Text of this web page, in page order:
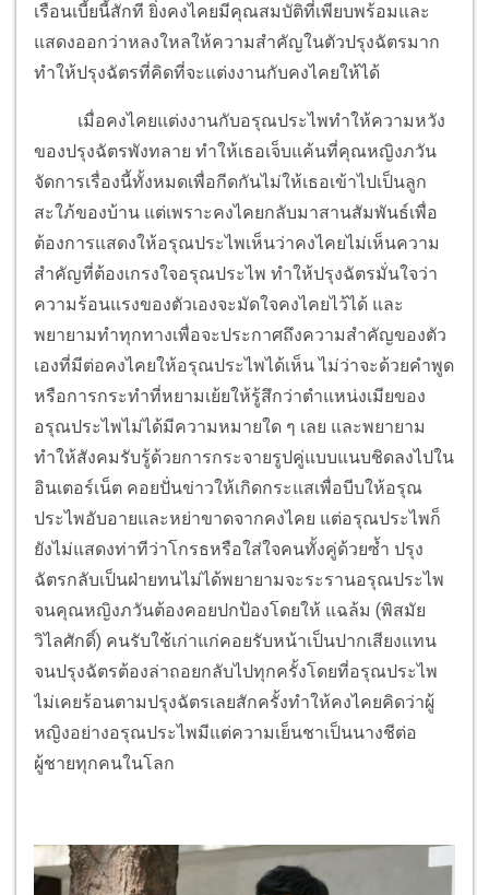
เรือนเบี้ยนี้สักที ยิ่งคงไคยมีคุณสมบัติที่เพียบพร้อมและ
แสดงออกว่าหลงใหลให้ความสำคัญในตัวปรุงฉัตรมาก
ทำให้ปรุงฉัตรที่คิดที่จะแต่งงานกับคงไคยให้ได้
เมื่อคงไคยแต่งงานกับอรุณประไพทำให้ความหวัง
ของปรุงฉัตรพังทลาย ทำให้เธอเจ็บแค้นที่คุณหญิงภวัน
จัดการเรื่องนี้ทั้งหมดเพื่อกีดกันไม่ให้เธอเข้าไปเป็นลูก
สะใภ้ของบ้าน แต่เพราะคงไคยกลับมาสานสัมพันธ์เพื่อ
ต้องการแสดงให้อรุณประไพเห็นว่าคงไคยไม่เห็นความ
สำคัญที่ต้องเกรงใจอรุณประไพ ทำให้ปรุงฉัตรมั่นใจว่า
ความร้อนแรงของตัวเองจะมัดใจคงไคยไว้ได้ และ
พยายามทำทุกทางเพื่อจะประกาศถึงความสำคัญของตัว
เองที่มีต่อคงไคยให้อรุณประไพได้เห็น ไม่ว่าจะด้วยคำพูด
หรือการกระทำที่หยามเย้ยให้รู้สึกว่าตำแหน่งเมียของ
อรุณประไพไม่ได้มีความหมายใด ๆ เลย และพยายาม
ทำให้สังคมรับรู้ด้วยการกระจายรูปคู่แบบแนบชิดลงไปใน
อินเตอร์เน็ต คอยปั่นข่าวให้เกิดกระแสเพื่อบีบให้อรุณ
ประไพอับอายและหย่าขาดจากคงไคย แต่อรุณประไพก็
ยังไม่แสดงท่าทีว่าโกรธหรือใส่ใจคนทั้งคู่ด้วยซ้ำ ปรุง
ฉัตรกลับเป็นฝ่ายทนไม่ได้พยายามจะระรานอรุณประไพ
จนคุณหญิงภวันต้องคอยปกป้องโดยให้ แฉล้ม (พิสมัย
วิไลศักดิ์) คนรับใช้เก่าแก่คอยรับหน้าเป็นปากเสียงแทน
จนปรุงฉัตรต้องล่าถอยกลับไปทุกครั้งโดยที่อรุณประไพ
ไม่เคยร้อนตามปรุงฉัตรเลยสักครั้งทำให้คงไคยคิดว่าผู้
หญิงอย่างอรุณประไพมีแต่ความเย็นชาเป็นนางชีต่อ
ผู้ชายทุกคนในโลก